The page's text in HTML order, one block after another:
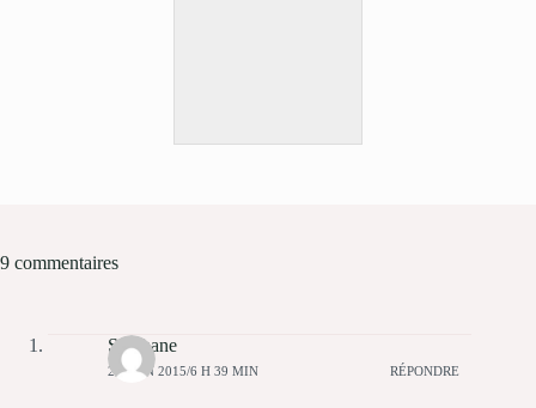
9 commentaires
Stéphane
24 JUIN 2015/6 H 39 MIN RÉPONDRE